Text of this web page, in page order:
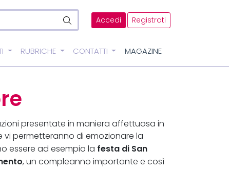
Accedi Registrati
RUBRICHE CONTATTI MAGAZINE
presentate in maniera affettuosa in
permetteranno di emozionare la
essere ad esempio la festa di San
, un compleanno importante e così